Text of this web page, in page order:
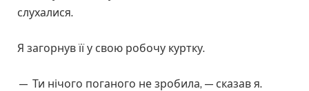
слухалися.
Я загорнув її у свою робочу куртку.
— Ти нічого поганого не зробила, — сказав я.